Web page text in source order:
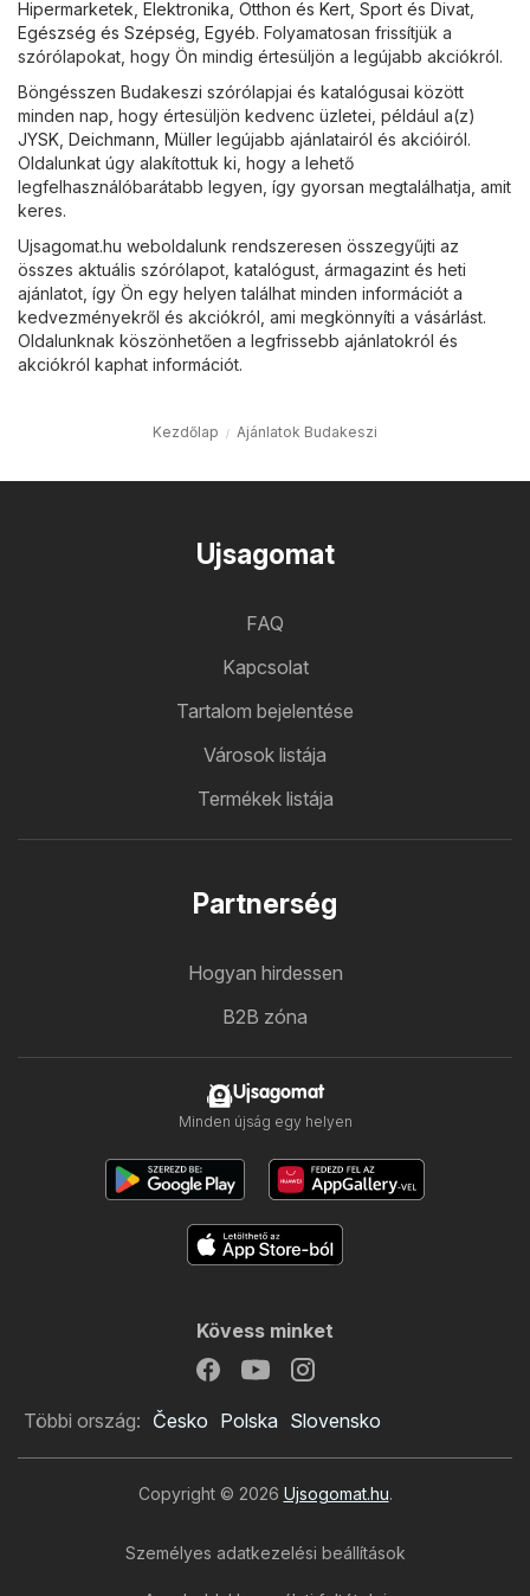
Hipermarketek Elektronika Otthon és Kert Sport és Divat
Egészség és Szépség Egyéb. Folyamatosan frissítjük a
szórólapokat, hogy Ön mindig értesüljön a legújabb akciókról.
Böngésszen Budakeszi szórólapjai és katalógusai között
minden nap, hogy értesüljön kedvenc üzletei, például a(z)
JYSK Deichmann Müller legújabb ajánlatairól és akcióiról.
Oldalunkat úgy alakítottuk ki, hogy a lehető
legfelhasználóbarátabb legyen, így gyorsan megtalálhatja, amit
keres.
Ujsagomat.hu weboldalunk rendszeresen összegyűjti az
összes aktuális szórólapot, katalógust, ármagazint és heti
ajánlatot, így Ön egy helyen találhat minden információt a
kedvezményekről és akciókról, ami megkönnyíti a vásárlást.
Oldalunknak köszönhetően a legfrissebb ajánlatokról és
akciókról kaphat információt.
Kezdőlap Ajánlatok Budakeszi
Ujsagomat
FAQ
Kapcsolat
Tartalom bejelentése
Városok listája
Termékek listája
Partnerség
Hogyan hirdessen
B2B zóna
Ujsagomat
Minden újság egy helyen
Kövess minket
Többi ország: Česko Polska Slovensko
Copyright © 2026 Ujsogomat.hu.
Személyes adatkezelési beállítások